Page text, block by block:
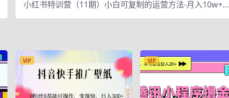
小红书特训营（11期）小白可复制的运营方法-月入10w+
（教程+全套文档资料)
VIP VIP